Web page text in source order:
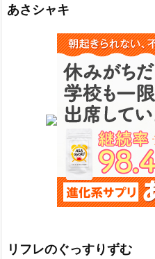
あさシャキ
リフレのぐっすりずむ